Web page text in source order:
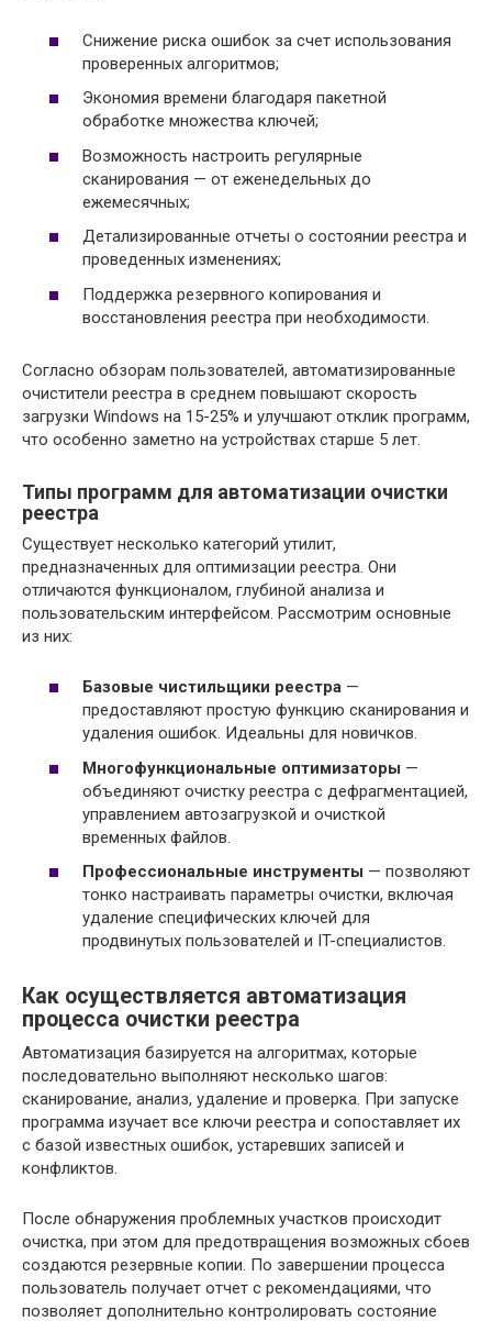
Снижение риска ошибок за счет использования
проверенных алгоритмов;
Экономия времени благодаря пакетной
обработке множества ключей;
Возможность настроить регулярные
сканирования — от еженедельных до
ежемесячных;
Детализированные отчеты о состоянии реестра и
проведенных изменениях;
Поддержка резервного копирования и
восстановления реестра при необходимости.
Согласно обзорам пользователей, автоматизированные
очистители реестра в среднем повышают скорость
загрузки Windows на 15-25% и улучшают отклик программ,
что особенно заметно на устройствах старше 5 лет.
Типы программ для автоматизации очистки
реестра
Существует несколько категорий утилит,
предназначенных для оптимизации реестра. Они
отличаются функционалом, глубиной анализа и
пользовательским интерфейсом. Рассмотрим основные
из них:
Базовые чистильщики реестра —
предоставляют простую функцию сканирования и
удаления ошибок. Идеальны для новичков.
Многофункциональные оптимизаторы —
объединяют очистку реестра с дефрагментацией,
управлением автозагрузкой и очисткой
временных файлов.
Профессиональные инструменты — позволяют
тонко настраивать параметры очистки, включая
удаление специфических ключей для
продвинутых пользователей и IT-специалистов.
Как осуществляется автоматизация
процесса очистки реестра
Автоматизация базируется на алгоритмах, которые
последовательно выполняют несколько шагов:
сканирование, анализ, удаление и проверка. При запуске
программа изучает все ключи реестра и сопоставляет их
с базой известных ошибок, устаревших записей и
конфликтов.
После обнаружения проблемных участков происходит
очистка, при этом для предотвращения возможных сбоев
создаются резервные копии. По завершении процесса
пользователь получает отчет с рекомендациями, что
позволяет дополнительно контролировать состояние